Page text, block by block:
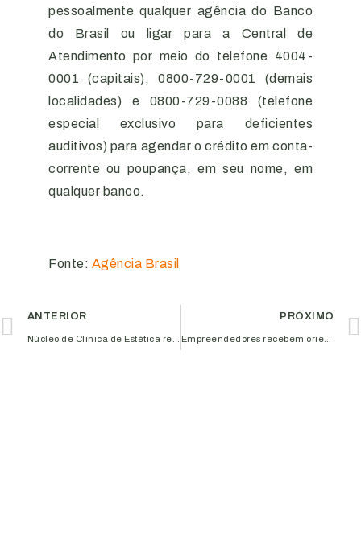
pessoalmente qualquer agência do Banco
do Brasil ou ligar para a Central de
Atendimento por meio do telefone 4004-
0001 (capitais), 0800-729-0001 (demais
localidades) e 0800-729-0088 (telefone
especial exclusivo para deficientes
auditivos) para agendar o crédito em conta-
corrente ou poupança, em seu nome, em
qualquer banco.
Fonte: Agência Brasil
ANTERIOR PRÓXIMO